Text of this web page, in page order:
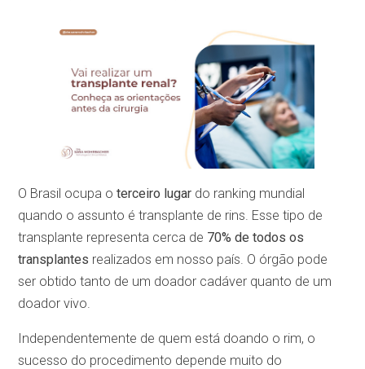
O Brasil ocupa oterceiro lugar do ranking mundial
quando o assunto é transplante de rins. Esse tipo de
transplante representa cerca de 70% de todos os
transplantes realizados em nosso país. O órgão pode
ser obtido tanto de um doador cadáver quanto de um
doador vivo.
Independentemente de quem está doando o rim, o
sucesso do procedimento depende muito do